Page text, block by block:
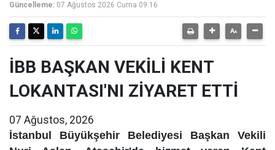
Güncelleme: 07 Ağustos 2026 Cuma 09:16
İBB BAŞKAN VEKİLİ KENT
LOKANTASI'NI ZİYARET ETTİ
07 Ağustos, 2026
İstanbul Büyükşehir Belediyesi Başkan Vekili